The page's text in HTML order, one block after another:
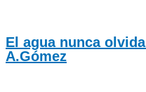
El agua nunca
A.Gómez